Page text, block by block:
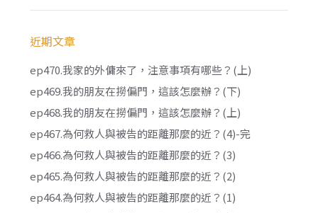
近期文章
ep470.我家的外傭來了，注意事項有哪些？(上)
ep469.我的朋友在撈偏門，這該怎麼辦？(下)
ep468.我的朋友在撈偏門，這該怎麼辦？(上)
ep467.為何救人與被告的距離那麼的近？(4)-完
ep466.為何救人與被告的距離那麼的近？(3)
ep465.為何救人與被告的距離那麼的近？(2)
ep464.為何救人與被告的距離那麼的近？(1)